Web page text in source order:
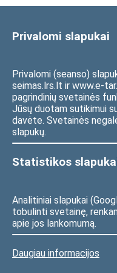
Privalomi slapukai
Privalomi (seanso)
seimas.lrs.lt ir www.e-
pagrindinių svetainės
Jūsų duotam sutikimui
davėte. Svetainės
slapukų.
Statistikos
Analitiniai slapukai
tobulinti svetainę,
apie jos lankomumą.
Daugiau informacijos
Seimo
Pradžia